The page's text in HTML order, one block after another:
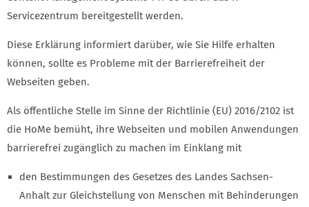
Servicezentrum bereitgestellt werden.
Diese Erklärung informiert darüber, wie Sie Hilfe erhalten
können, sollte es Probleme mit der Barrierefreiheit der
Webseiten geben.
Als öffentliche Stelle im Sinne der Richtlinie (EU) 2016/2102 ist
die HoMe bemüht, ihre Webseiten und mobilen Anwendungen
barrierefrei zugänglich zu machen im Einklang mit
den Bestimmungen des Gesetzes des Landes Sachsen-
Anhalt zur Gleichstellung von Menschen mit Behinderungen